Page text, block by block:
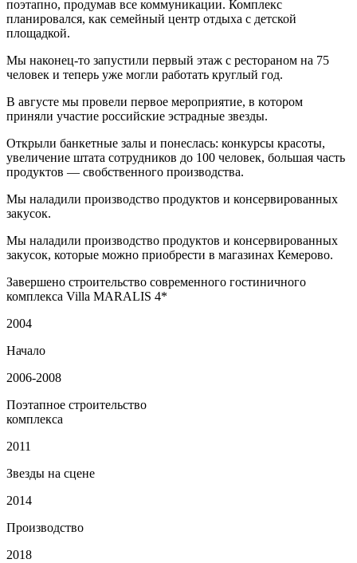
поэтапно, продумав все коммуникации. Комплекс
планировался, как семейный центр отдыха с детской
площадкой.
Мы наконец-то запустили первый этаж с рестораном на 75
человек и теперь уже могли работать круглый год.
В августе мы провели первое мероприятие, в котором
приняли участие российские эстрадные звезды.
Открыли банкетные залы и понеслась: конкурсы красоты,
увеличение штата сотрудников до 100 человек, большая часть
продуктов — свобственного производства.
Мы наладили производство продуктов и консервированных
закусок.
Мы наладили производство продуктов и консервированных
закусок, которые можно приобрести в магазинах Кемерово.
Завершено строительство современного гостиничного
комплекса Villa MARALIS 4*
2004
Начало
2006-2008
Поэтапное строительство
комплекса
2011
Звезды на сцене
2014
Производство
2018